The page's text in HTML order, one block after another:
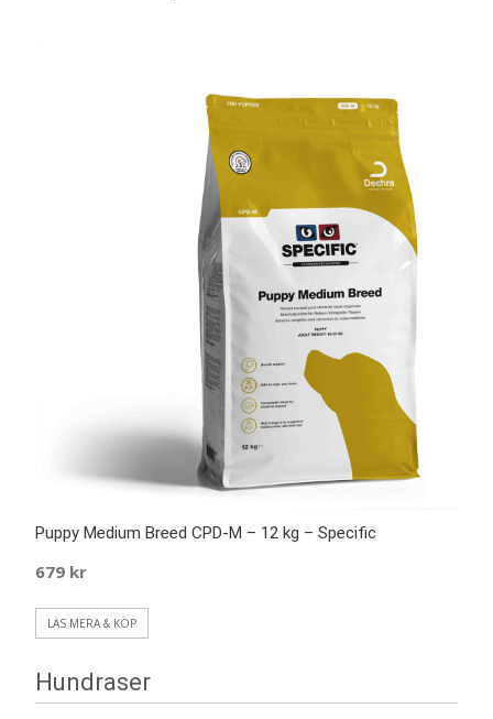
Puppy Medium Breed CPD-M – 12 kg – Specific
679 kr
LÄS MERA & KÖP
Hundraser